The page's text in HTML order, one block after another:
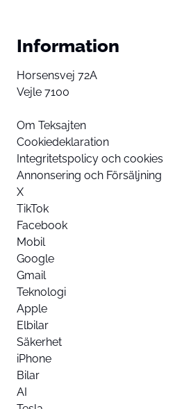
Information
Horsensvej 72A
Vejle 7100
Om Teksajten
Cookiedeklaration
Integritetspolicy och cookies
Annonsering och Försäljning
X
TikTok
Facebook
Mobil
Google
Gmail
Teknologi
Apple
Elbilar
Säkerhet
iPhone
Bilar
AI